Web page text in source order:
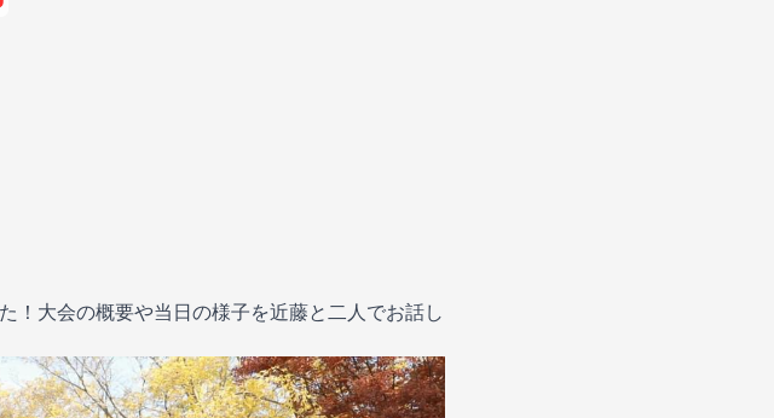
！大会の概要や当日の様子を近藤と二人でお話し